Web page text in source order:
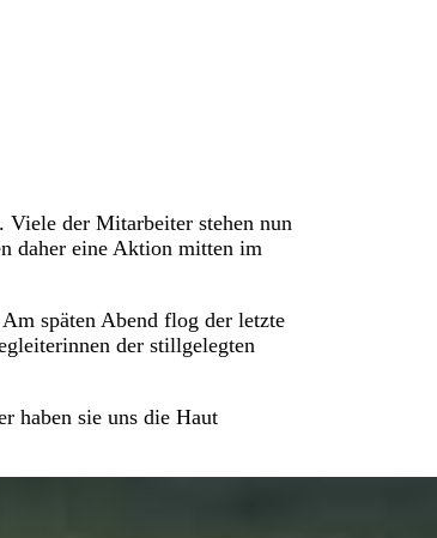
der Mitarbeiter stehen nun
daher eine Aktion mitten im
späten Abend flog der letzte
der stillgelegten
haben sie uns die Haut